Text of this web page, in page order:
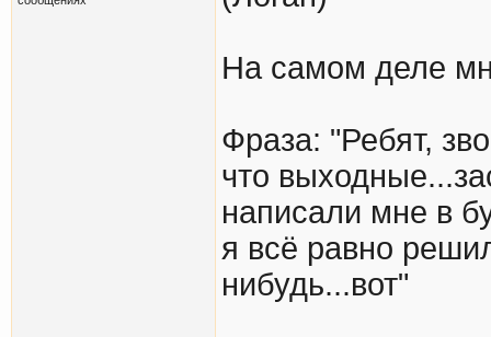
На самом деле
Фраза: "Ребят,
что
написали мне в
я всё равно
нибудь...вот"